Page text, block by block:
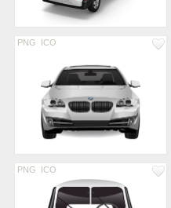
PNG ICO
PNG ICO